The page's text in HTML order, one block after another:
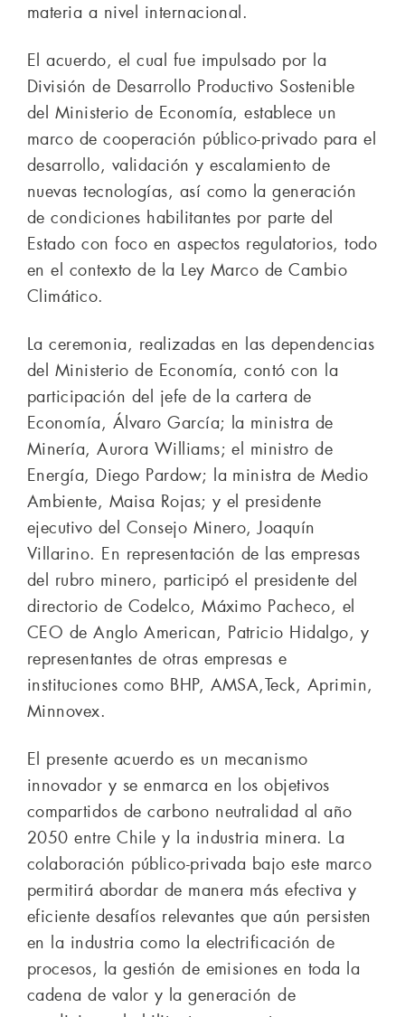
materia a nivel internacional.
El acuerdo, el cual fue impulsado por la
División de Desarrollo Productivo Sostenible
del Ministerio de Economía, establece un
marco de cooperación público-privado para el
desarrollo, validación y escalamiento de
nuevas tecnologías, así como la generación
de condiciones habilitantes por parte del
Estado con foco en aspectos regulatorios, todo
en el contexto de la Ley Marco de Cambio
Climático.
La ceremonia, realizadas en las dependencias
del Ministerio de Economía, contó con la
participación del jefe de la cartera de
Economía, Álvaro García; la ministra de
Minería, Aurora Williams; el ministro de
Energía, Diego Pardow; la ministra de Medio
Ambiente, Maisa Rojas; y el presidente
ejecutivo del Consejo Minero, Joaquín
Villarino. En representación de las empresas
del rubro minero, participó el presidente del
directorio de Codelco, Máximo Pacheco, el
CEO de Anglo American, Patricio Hidalgo, y
representantes de otras empresas e
instituciones como BHP, AMSA,Teck, Aprimin,
Minnovex.
El presente acuerdo es un mecanismo
innovador y se enmarca en los objetivos
compartidos de carbono neutralidad al año
2050 entre Chile y la industria minera. La
colaboración público-privada bajo este marco
permitirá abordar de manera más efectiva y
eficiente desafíos relevantes que aún persisten
en la industria como la electrificación de
procesos, la gestión de emisiones en toda la
cadena de valor y la generación de